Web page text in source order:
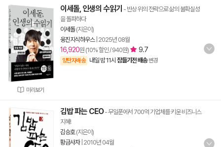
미리보기
이세돌, 인생의 수읽기 - 반상 위의 전략으로 삶의 불확실성
을 돌파하다
이세돌(지은이)
웅진지식하우스| 2025년 08월
16,920원 (10% 할인 / 940원) 9.7
양탄자배송 내일 밤 11시 잠들기전 배송 변경
김밥 파는 CEO- 무일푼에서 700억 기업체를 키운 비즈니스
지혜!
김승호(지은이)
황금사자| 2010년 04월